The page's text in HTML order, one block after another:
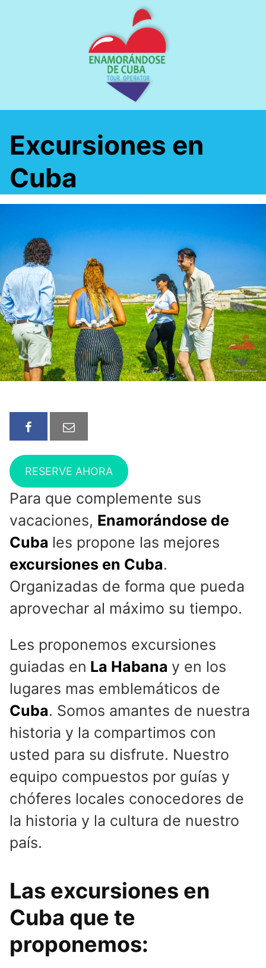
Excursiones en
Cuba
RESERVE AHORA
Para que complemente sus
vacaciones, Enamorándose de
Cuba les propone las mejores
excursiones en Cuba.
Organizadas de forma que pueda
aprovechar al máximo su tiempo.
Les proponemos excursiones
guiadas en La Habana y en los
lugares mas emblemáticos de
Cuba. Somos amantes de nuestra
historia y la compartimos con
usted para su disfrute. Nuestro
equipo compuestos por guías y
chóferes locales conocedores de
la historia y la cultura de nuestro
país.
Las excursiones en
Cuba que te
proponemos: